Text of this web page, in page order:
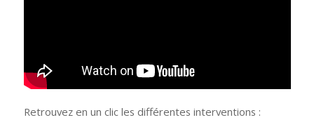
Retrouvez en un clic les différentes interventions :